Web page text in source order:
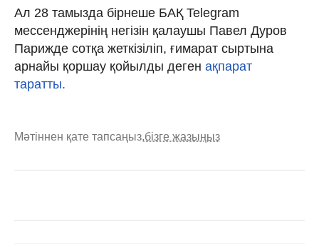
Ал 28 тамызда бірнеше БАҚ Telegram
мессенджерінің негізін қалаушы Павел Дуров
Парижде сотқа жеткізіліп, ғимарат сыртына
арнайы қоршау қойылды деген ақпарат
таратты.
Мәтіннен қате тапсаңыз,бізге жазыңыз